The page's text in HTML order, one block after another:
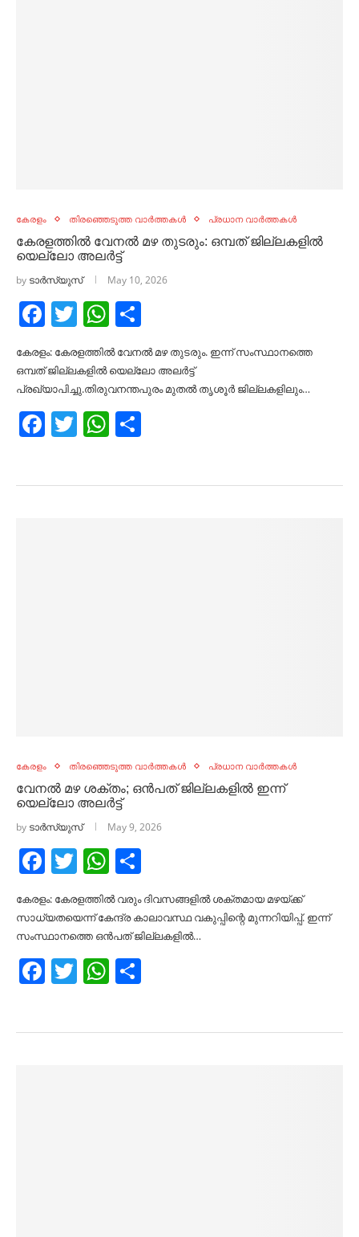
കേരളം തിരഞ്ഞെടുത്ത വാർത്തകൾ പ്രധാന വാർത്തകൾ
കേരളത്തിൽ വേനല്‍ മഴ തുടരും: ഒമ്പത് ജില്ലകളില്‍
യെല്ലോ അലര്‍ട്ട്
by ടാർസ്യുസ് May 10, 2026
Facebook
TwitterWhatsApp
കേരളം: കേരളത്തിൽ വേനല്‍ മഴ തുടരും. ഇന്ന് സംസ്ഥാനത്തെ
ഒമ്പത് ജില്ലകളില്‍ യെല്ലോ അലര്‍ട്ട്
പ്രഖ്യാപിച്ചു.തിരുവനന്തപുരം മുതല്‍ തൃശൂര്‍ ജില്ലകളിലും…
Facebook
TwitterWhatsApp
കേരളം തിരഞ്ഞെടുത്ത വാർത്തകൾ പ്രധാന വാർത്തകൾ
വേനൽ മഴ ശക്തം; ഒൻപത് ജില്ലകളിൽ ഇന്ന്
യെല്ലോ അലർട്ട്
by ടാർസ്യുസ് May 9, 2026
Facebook
TwitterWhatsApp
കേരളം: കേരളത്തിൽ വരും ദിവസങ്ങളിൽ ശക്തമായ മഴയ്ക്ക്
സാധ്യതയെന്ന് കേന്ദ്ര കാലാവസ്ഥ വകുപ്പിന്റെ മുന്നറിയിപ്പ്. ഇന്ന്
സംസ്ഥാനത്തെ ഒൻപത് ജില്ലകളിൽ…
Facebook
TwitterWhatsApp